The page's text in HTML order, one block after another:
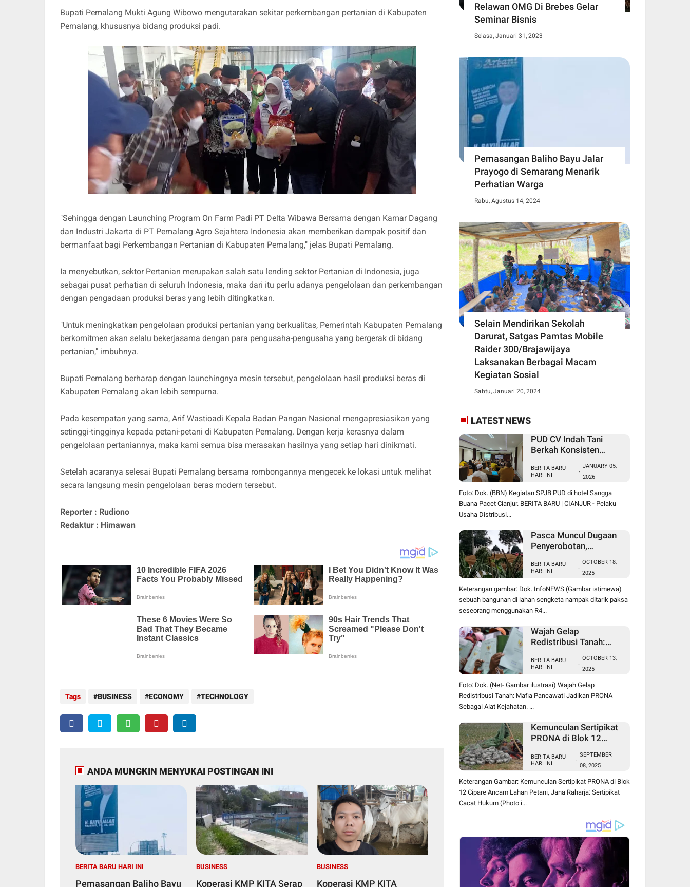
Bupati Pemalang Mukti Agung Wibowo mengutarakan sekitar perkembangan pertanian di Kabupaten
Pemalang, khususnya bidang produksi padi.
"Sehingga dengan Launching Program On Farm Padi PT Delta Wibawa Bersama dengan Kamar Dagang
dan Industri Jakarta di PT Pemalang Agro Sejahtera Indonesia akan memberikan dampak positif dan
bermanfaat bagi Perkembangan Pertanian di Kabupaten Pemalang," jelas Bupati Pemalang.
Ia menyebutkan, sektor Pertanian merupakan salah satu lending sektor Pertanian di Indonesia, juga
sebagai pusat perhatian di seluruh Indonesia, maka dari itu perlu adanya pengelolaan dan perkembangan
dengan pengadaan produksi beras yang lebih ditingkatkan.
"Untuk meningkatkan pengelolaan produksi pertanian yang berkualitas, Pemerintah Kabupaten Pemalang
berkomitmen akan selalu bekerjasama dengan para pengusaha-pengusaha yang bergerak di bidang
pertanian," imbuhnya.
Bupati Pemalang berharap dengan launchingnya mesin tersebut, pengelolaan hasil produksi beras di
Kabupaten Pemalang akan lebih sempurna.
Pada kesempatan yang sama, Arif Wastioadi Kepala Badan Pangan Nasional mengapresiasikan yang
setinggi-tingginya kepada petani-petani di Kabupaten Pemalang. Dengan kerja kerasnya dalam
pengelolaan pertaniannya, maka kami semua bisa merasakan hasilnya yang setiap hari dinikmati.
Setelah acaranya selesai Bupati Pemalang bersama rombongannya mengecek ke lokasi untuk melihat
secara langsung mesin pengelolaan beras modern tersebut.
Reporter : Rudiono
Redaktur : Himawan
Tags BUSINESS ECONOMY TECHNOLOGY
ANDA MUNGKIN MENYUKAI POSTINGAN INI
BERITA BARU HARI INI
Pemasangan Baliho Bayu
BUSINESS
Koperasi KMP KITA Serap
BUSINESS
Koperasi KMP KITA
Relawan OMG Di Brebes Gelar
Seminar Bisnis
Selasa, Januari 31, 2023
Pemasangan Baliho Bayu Jalar
Prayogo di Semarang Menarik
Perhatian Warga
Rabu, Agustus 14, 2024
Selain Mendirikan Sekolah
Darurat, Satgas Pamtas Mobile
Raider 300/Brajawijaya
Laksanakan Berbagai Macam
Kegiatan Sosial
Sabtu, Januari 20, 2024
LATEST NEWS
PUD CV Indah Tani
Berkah Konsisten
Sesuai HET
BERITA BARU
HARI INI
-
JANUARY 05,
2026
Foto: Dok. (BBN) Kegiatan SPJB PUD di hotel Sangga
Buana Pacet Cianjur. BERITA BARU | CIANJUR - Pelaku
Usaha Distribusi...
Pasca Muncul Dugaan
Penyerobotan,
Pencurian di Lahan
Sengketa Pancawati
Bogor, Kasusnya Jadi
Sorotan Publik
BERITA BARU
HARI INI
-
OCTOBER 18,
2025
Keterangan gambar: Dok. InfoNEWS (Gambar istimewa)
sebuah bangunan di lahan sengketa nampak ditarik paksa
seseorang menggunakan R4...
Wajah Gelap
Redistribusi Tanah:
Jadikan PRONA
Sebagai Alat Kejahatan
BERITA BARU
HARI INI
-
OCTOBER 13,
2025
Foto: Dok. (Net- Gambar ilustrasi) Wajah Gelap
Redistribusi Tanah: Mafia Pancawati Jadikan PRONA
Sebagai Alat Kejahatan. ...
Kemunculan Sertipikat
PRONA di Blok 12
Petani, Jana Raharja:
Sertipikat Cacat Hukum
BERITA BARU
HARI INI
-
SEPTEMBER
08, 2025
Keterangan Gambar: Kemunculan Sertipikat PRONA di Blok
12 Cipare Ancam Lahan Petani, Jana Raharja: Sertipikat
Cacat Hukum (Photo i...